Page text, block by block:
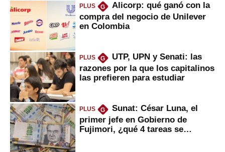
PLUS G
Alicorp: qué ganó con la
compra del negocio de Unilever
en Colombia
PLUS G
UTP, UPN y Senati: las
razones por la que los capitalinos
las prefieren para estudiar
PLUS G
Sunat: César Luna, el
primer jefe en Gobierno de
Fujimori, ¿qué 4 tareas se